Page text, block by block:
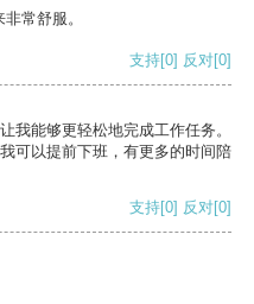
常舒服。
支持[0] 反对[0]
我能够更轻松地完成工作任务。
可以提前下班，有更多的时间陪
支持[0] 反对[0]